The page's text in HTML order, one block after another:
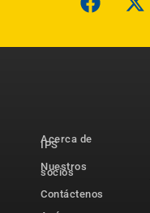
Acerca de
IPS
Nuestros
socios
Contáctenos